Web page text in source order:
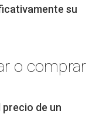
su
o comprar
precio de un